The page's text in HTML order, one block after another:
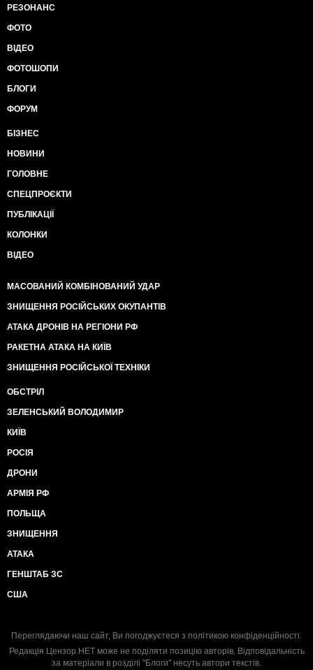
РЕЗОНАНС
ФОТО
ВІДЕО
ФОТОШОПИ
БЛОГИ
ФОРУМ
БІЗНЕС
НОВИНИ
ГОЛОВНЕ
СПЕЦПРОЄКТИ
ПУБЛІКАЦІЇ
КОЛОНКИ
ВІДЕО
МАСОВАНИЙ КОМБІНОВАНИЙ УДАР
ЗНИЩЕННЯ РОСІЙСЬКИХ ОКУПАНТІВ
АТАКА ДРОНІВ НА РЕГІОНИ РФ
РАКЕТНА АТАКА НА КИЇВ
ЗНИЩЕННЯ РОСІЙСЬКОЇ ТЕХНІКИ
ОБСТРІЛ
ЗЕЛЕНСЬКИЙ ВОЛОДИМИР
КИЇВ
РОСІЯ
ДРОНИ
АРМІЯ РФ
ПОЛЬЩА
ЗНИЩЕННЯ
АТАКА
ГЕНШТАБ ЗС
США
Переглядаючи наш сайт, Ви погоджуєтеся з політикою конфіденційності.
Редакція Цензор.НЕТ може не поділяти позицію авторів. Відповідальність
за матеріали в розділі "Блоги" несуть автори текстів.